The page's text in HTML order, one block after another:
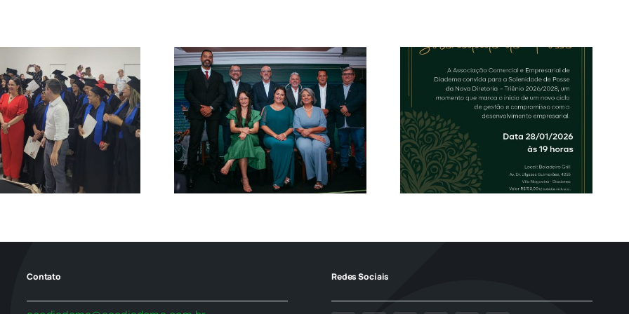
Nova Diretoria da
ACE Diadema é
empossada para o
Triênio 2026–2028
Solenidade de Posse
da Nova Diretoria
NR1 na Prática: Sua
Empresa Está
Preparada para as
Novas Exigências?
Contato Redes Sociais